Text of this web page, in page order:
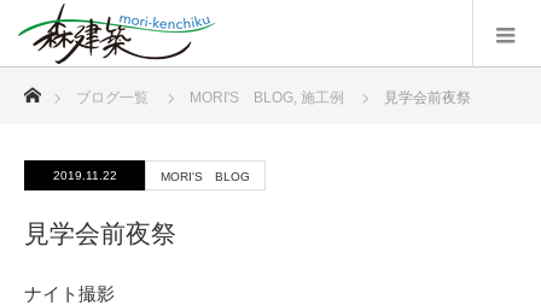
ブログ一覧 MORI'S BLOG, 施工例 見学会前夜祭
2019.11.22 MORI'S BLOG
見学会前夜祭
ナイト撮影